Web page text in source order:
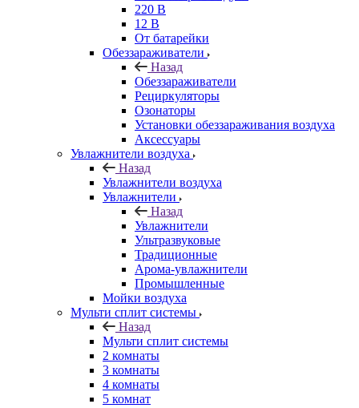
220 В
12 В
От батарейки
Обеззараживатели
Назад
Обеззараживатели
Рециркуляторы
Озонаторы
Установки обеззараживания воздуха
Аксессуары
Увлажнители воздуха
Назад
Увлажнители воздуха
Увлажнители
Назад
Увлажнители
Ультразвуковые
Традиционные
Арома-увлажнители
Промышленные
Мойки воздуха
Мульти сплит системы
Назад
Мульти сплит системы
2 комнаты
3 комнаты
4 комнаты
5 комнат